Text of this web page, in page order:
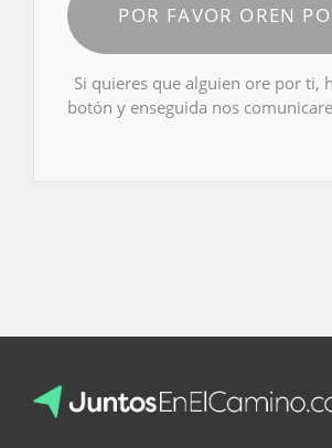
POR FAVOR OREN
Si quieres que alguien ore por ti,
botón y enseguida nos